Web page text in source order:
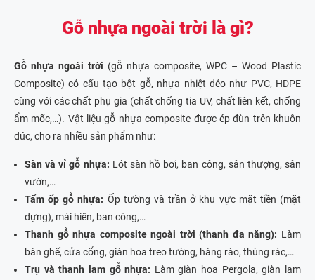
Gỗ nhựa ngoài trời là gì?
Gỗ nhựa ngoài trời (gỗ nhựa composite, WPC – Wood Plastic
Composite) có cấu tạo bột gỗ, nhựa nhiệt dẻo như PVC, HDPE
cùng với các chất phụ gia (chất chống tia UV, chất liên kết, chống
ẩm mốc,…). Vật liệu gỗ nhựa composite được ép đùn trên khuôn
đúc, cho ra nhiều sản phẩm như:
Sàn và vỉ gỗ nhựa: Lót sàn hồ bơi, ban công, sân thượng, sân
vườn,…
Tấm ốp gỗ nhựa: Ốp tường và trần ở khu vực mặt tiền (mặt
dựng), mái hiên, ban công,…
Thanh gỗ nhựa composite ngoài trời (thanh đa năng): Làm
bàn ghế, cửa cổng, giàn hoa treo tường, hàng rào, thùng rác,…
Trụ và thanh lam gỗ nhựa: Làm giàn hoa Pergola, giàn lam